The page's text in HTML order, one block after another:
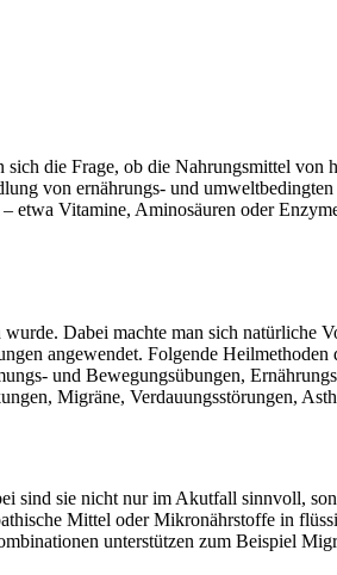
die Frage, ob die Nahrungsmittel von
von ernährungs- und
Vitamine, Aminosäuren oder
Dabei machte man sich natürliche
angewendet. Folgende
und Bewegungsübungen,
Migräne, Verdauungsstörungen,
sind sie nicht nur im Akutfall sinnvoll,
Mittel oder Mikronährstoffe in
unterstützen zum Beispiel